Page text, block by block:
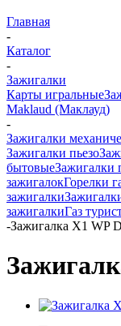
Главная
-
Каталог
-
Зажигалки
Карты игральные
Maklaud (Маклауд)
-
Зажигалки
Зажигалки пьезо
бытовыеЗажигалки
зажигалокГорелки
зажигалки
зажигалкиГаз
-Зажигалка X1 WP